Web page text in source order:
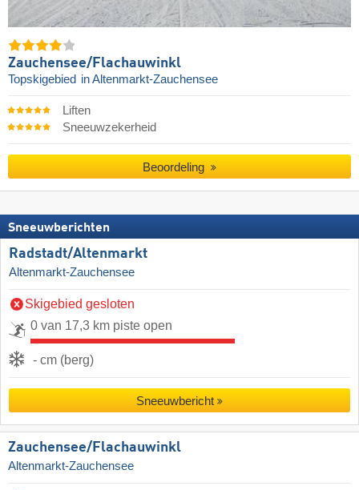
Zauchensee/​Flachauwinkl
Topskigebied in Altenmarkt-Zauchensee
Liften
Sneeuwzekerheid
Beoordeling
Sneeuwberichten
Radstadt/​Altenmarkt
Altenmarkt-Zauchensee
Skigebied gesloten
0 van 17,3 km piste open
- cm (berg)
Sneeuwbericht
Zauchensee/​Flachauwinkl
Altenmarkt-Zauchensee